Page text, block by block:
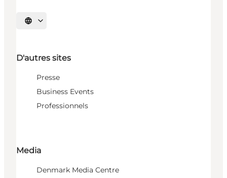
Choisissez la langue
D'autres sites
Presse
Business Events
Professionnels
Media
Denmark Media Centre